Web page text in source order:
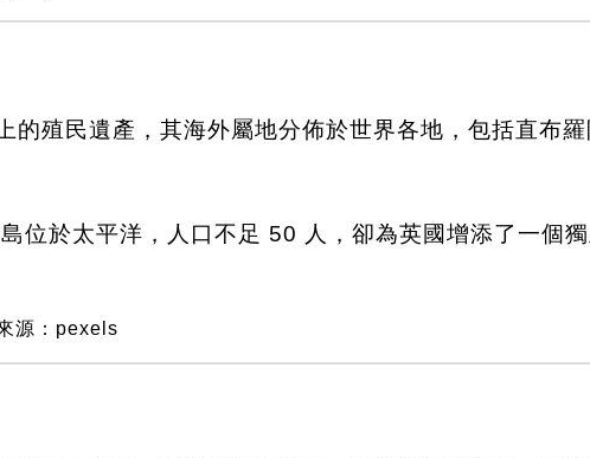
的殖民遺產，其海外屬地分佈於世界各地，包括直布
位於太平洋，人口不足 50 人，卻為英國增添了一個獨
源：pexels